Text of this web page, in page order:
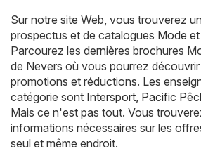
Sur notre site Web, vous trouverez
prospectus et de catalogues Mode
Parcourez les dernières brochures
de Nevers où vous pourrez découvrir
promotions et réductions. Les
catégorie sont Intersport, Pacific
Mais ce n'est pas tout. Vous
informations nécessaires sur les
seul et même endroit.